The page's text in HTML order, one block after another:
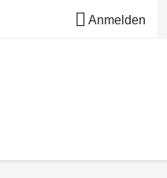
 Anmelden